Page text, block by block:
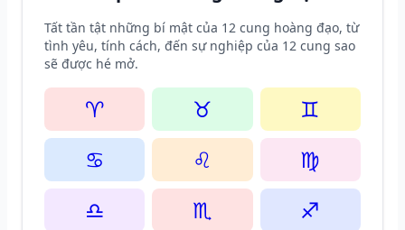
Tất tần tật những bí mật của 12 cung hoàng đạo, từ
tình yêu, tính cách, đến sự nghiệp của 12 cung sao
sẽ được hé mở.
♈ ♉
♊
♋
♌
♍
♎
♏
♐